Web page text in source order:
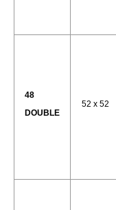
48
DOUBLE
52 x 52